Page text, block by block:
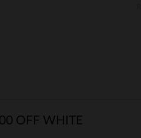
OFF WHITE